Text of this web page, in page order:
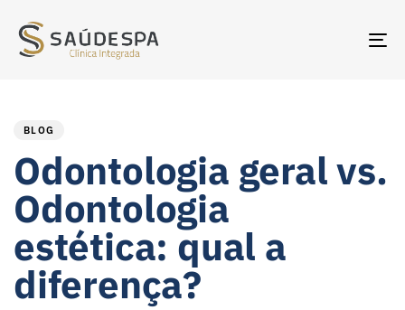
BLOG
Odontologia geral vs.
Odontologia
estética: qual a
diferença?